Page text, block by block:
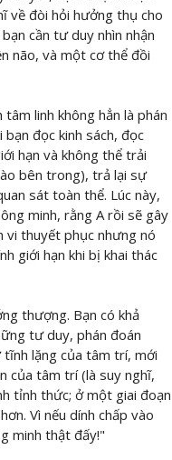
về đòi hỏi hưởng thụ cho
cần tư duy nhìn nhận
não, và một cơ thể đồi
linh không hẳn là phán
đọc kinh sách, đọc
hạn và không thể trải
bên trong), trả lại sự
sát toàn thể. Lúc này,
minh, rằng A rồi sẽ gây
vi thuyết phục nhưng nó
giới hạn khi bị khai thác
thượng. Bạn có khả
tư duy, phán đoán
lặng của tâm trí, mới
của tâm trí (là suy nghĩ,
tỉnh thức; ở một giai đoạn
Vì nếu dính chấp vào
minh thật đấy!"